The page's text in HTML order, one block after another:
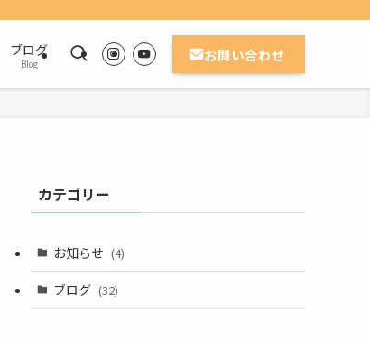
ブログ
Blog お問い合わせ
カテゴリー
お知らせ (4)
ブログ (32)